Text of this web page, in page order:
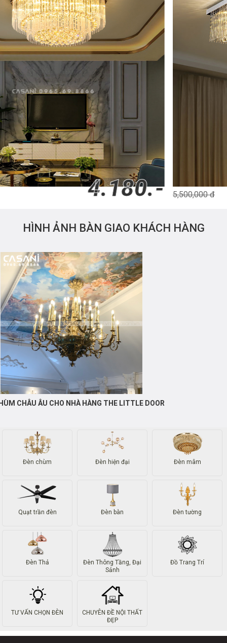
4.180.-
HÌNH ẢNH BÀN GIAO KHÁCH HÀNG
THI CÔNG MẪU CHÙM 32 TAY
Đèn chùm Đèn hiện đại Đèn mâm
Quạt trần đèn Đèn bàn Đèn tường
Đèn Thả
Đèn Thông Tầng, Đại
Sảnh
Đồ Trang Trí
TƯ VẤN CHỌN ĐÈN
CHUYÊN ĐỀ NỘI THẤT
ĐẸP